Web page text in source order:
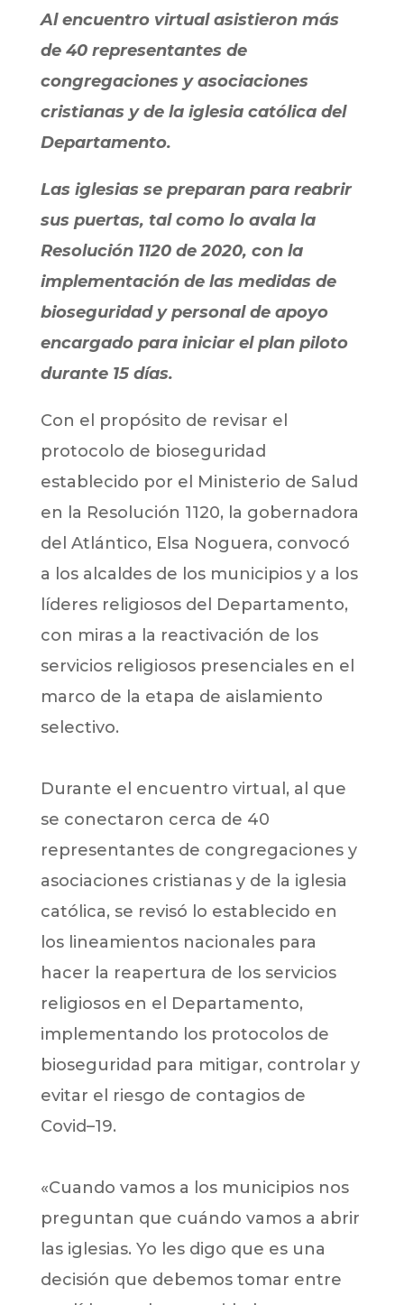
Al encuentro virtual asistieron más
de 40 representantes de
congregaciones y asociaciones
cristianas y de la iglesia católica del
Departamento.
Las iglesias se preparan para reabrir
sus puertas, tal como lo avala la
Resolución 1120 de 2020, con la
implementación de las medidas de
bioseguridad y personal de apoyo
encargado para iniciar el plan piloto
durante 15 días.
Con el propósito de revisar el
protocolo de bioseguridad
establecido por el Ministerio de Salud
en la Resolución 1120, la gobernadora
del Atlántico, Elsa Noguera, convocó
a los alcaldes de los municipios y a los
líderes religiosos del Departamento,
con miras a la reactivación de los
servicios religiosos presenciales en el
marco de la etapa de aislamiento
selectivo.
Durante el encuentro virtual, al que
se conectaron cerca de 40
representantes de congregaciones y
asociaciones cristianas y de la iglesia
católica, se revisó lo establecido en
los lineamientos nacionales para
hacer la reapertura de los servicios
religiosos en el Departamento,
implementando los protocolos de
bioseguridad para mitigar, controlar y
evitar el riesgo de contagios de
Covid–19.
«Cuando vamos a los municipios nos
preguntan que cuándo vamos a abrir
las iglesias. Yo les digo que es una
decisión que debemos tomar entre